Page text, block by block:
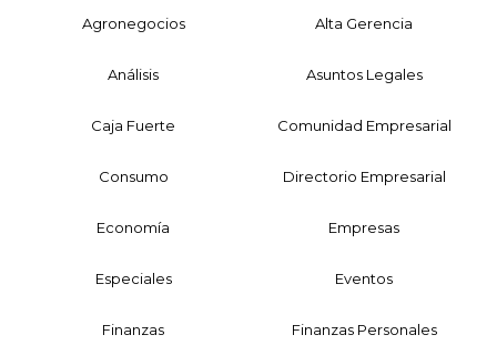
Agronegocios Alta Gerencia
Análisis Asuntos Legales
Caja Fuerte Comunidad Empresarial
Consumo Directorio Empresarial
Economía Empresas
Especiales Eventos
Finanzas Finanzas Personales